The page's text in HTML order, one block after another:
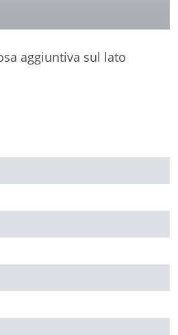
aggiuntiva sul lato